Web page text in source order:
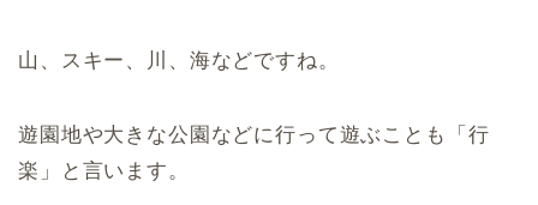
山、スキー、川、海などですね。
遊園地や大きな公園などに行って遊ぶことも「行
楽」と言います。